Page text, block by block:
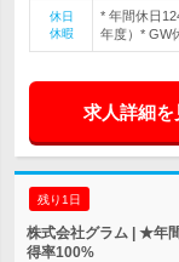
休日
休暇
* 年間休日
年度）* GW
求人詳細を
残り1日
株式会社グラム | ★年
得率100%